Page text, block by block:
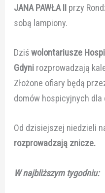
JANA PAWŁA II przy
sobą lampiony.
Dziśwolontariusze
Gdyni rozprowadzają
Złożone ofiary będą
domów hospicyjnych dla
Od dzisiejszej niedzieli
rozprowadzają znicze.
W najbliższym tygodniu: